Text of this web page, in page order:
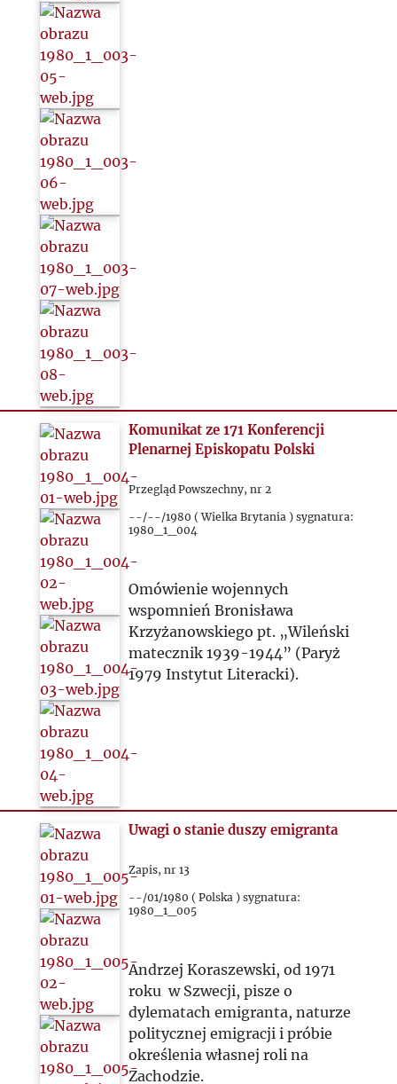
Komunikat ze 171 Konferencji
Plenarnej Episkopatu Polski
Przegląd Powszechny, nr 2
--/--/1980 ( Wielka Brytania ) sygnatura:
1980_1_004
Omówienie wojennych
wspomnień Bronisława
Krzyżanowskiego pt. „Wileński
matecznik 1939-1944” (Paryż
1979 Instytut Literacki).
Uwagi o stanie duszy emigranta
Zapis, nr 13
--/01/1980 ( Polska ) sygnatura:
1980_1_005
Andrzej Koraszewski, od 1971
roku w Szwecji, pisze o
dylematach emigranta, naturze
politycznej emigracji i próbie
określenia własnej roli na
Zachodzie.